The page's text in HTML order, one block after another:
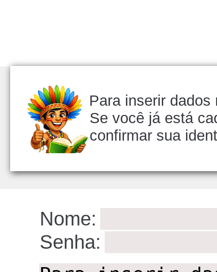
Para inserir
Se você já está
confirmar sua
Nome:
Senha: